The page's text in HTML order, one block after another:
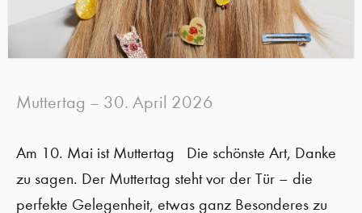
Muttertag – 30. April 2026
Am 10. Mai ist Muttertag Die schönste Art, Danke
zu sagen. Der Muttertag steht vor der Tür – die
perfekte Gelegenheit, etwas ganz Besonderes zu